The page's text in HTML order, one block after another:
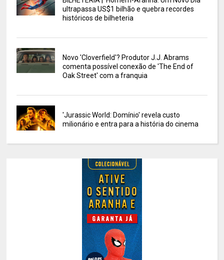
ultrapassa US$1 bilhão e quebra recordes
históricos de bilheteria
Novo 'Cloverfield'? Produtor J.J. Abrams
comenta possível conexão de 'The End of
Oak Street' com a franquia
'Jurassic World: Domínio' revela custo
milionário e entra para a história do cinema